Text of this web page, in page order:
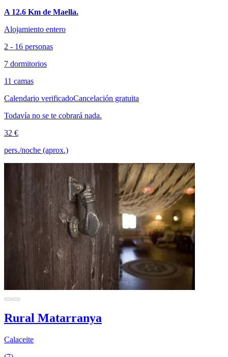
A 12.6 Km de Maella.
Alojamiento entero
2 - 16 personas
7 dormitorios
11 camas
Calendario verificadoCancelación gratuita
Todavía no se te cobrará nada.
32 €
pers./noche (aprox.)
Rural Matarranya
Calaceite